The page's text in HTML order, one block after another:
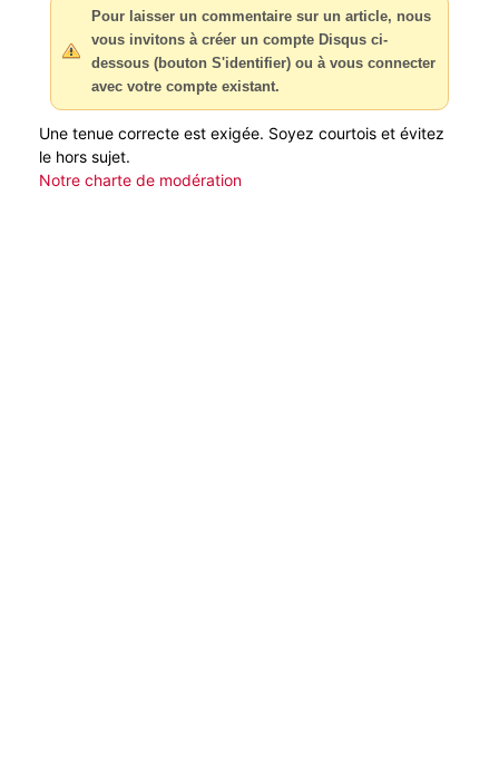
Pour laisser un commentaire sur un article, nous
vous invitons à créer un compte Disqus ci-
dessous (bouton S'identifier) ou à vous connecter
avec votre compte existant.
Une tenue correcte est exigée. Soyez courtois et évitez
le hors sujet.
Notre charte de modération